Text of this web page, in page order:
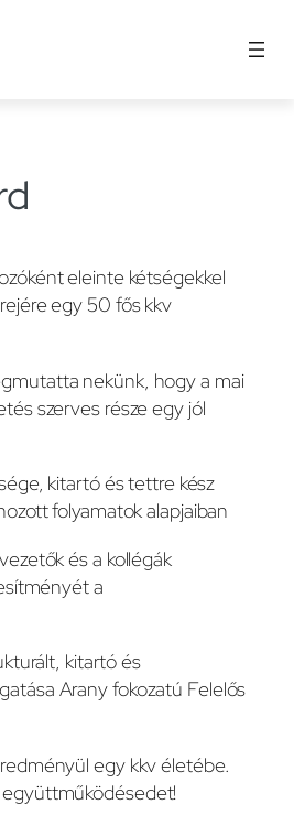
eleinte kétségekkel
egy 50 fős kkv
nekünk, hogy a mai
szerves része egy jól
kitartó és tettre kész
folyamatok alapjaiban
és a kollégák
a
kitartó és
Arany fokozatú Felelős
egy kkv életébe.